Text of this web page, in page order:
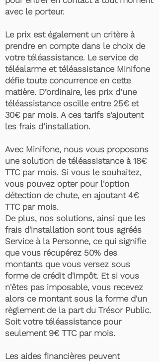
avec le porteur.
Le prix est également un critère à
prendre en compte dans le choix de
votre téléassistance. Le service de
téléalarme et téléassistance Minifone
défie toute concurrence en cette
matière. D’ordinaire, les prix d’une
téléassistance oscille entre 25€ et
30€ par mois. A ces tarifs s’ajoutent
les frais d’installation.
Avec Minifone, nous vous proposons
une solution de téléassistance à 18€
TTC par mois. Si vous le souhaitez,
vous pouvez opter pour l'option
détection de chute, en ajoutant 4€
TTC par mois.
De plus, nos solutions, ainsi que les
frais d'installation sont tous agréés
Service à la Personne, ce qui signifie
que vous récupérez 50% des
montants que vous versez sous
forme de crédit d'impôt. Et si vous
n'êtes pas imposable, vous recevez
alors ce montant sous la forme d'un
règlement de la part du Trésor Public.
Soit votre téléassistance pour
seulement 9€ TTC par mois.
Les aides financières peuvent